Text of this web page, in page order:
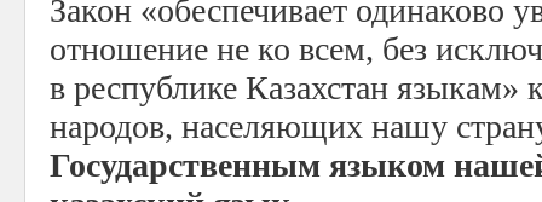
Закон «обеспечивает одинаково
отношение не ко всем, без
в республике Казахстан языкам»
народов, населяющих нашу
Государственным языком